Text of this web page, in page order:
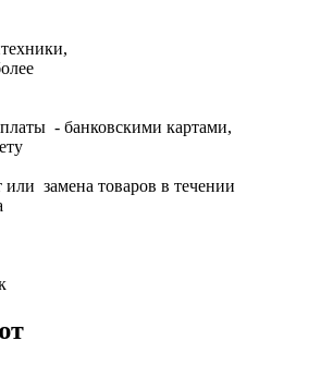
- банковскими картами,
замена товаров в течении